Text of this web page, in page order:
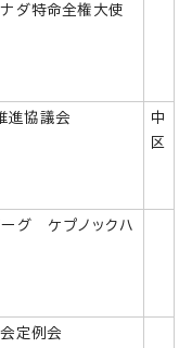
ダ特命全権大使
協議会
中
区
グ ケプノックハ
定例会